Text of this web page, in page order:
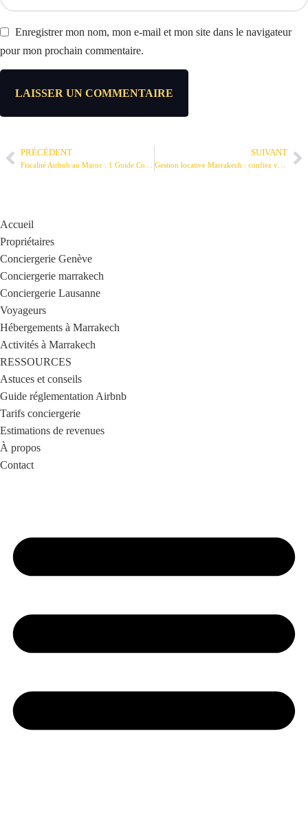
Enregistrer mon nom, mon e-mail et mon site dans le navigateur
pour mon prochain commentaire.
PRÉCÉDENT SUIVANT
Gestion locative Marrakech : confiez vos propriétés à des experts
Accueil
Propriétaires
Conciergerie Genève
Conciergerie marrakech
Conciergerie Lausanne
Voyageurs
Hébergements à Marrakech
Activités à Marrakech
RESSOURCES
Astuces et conseils
Guide réglementation Airbnb
Tarifs conciergerie
Estimations de revenues
À propos
Contact